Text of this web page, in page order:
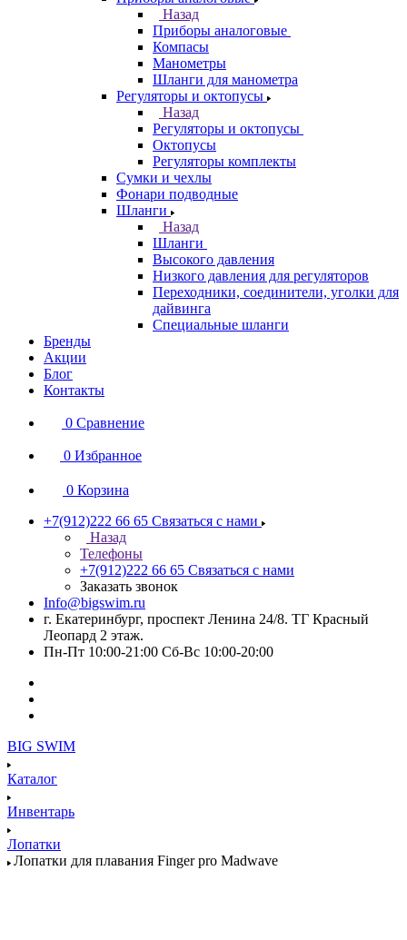
Назад
Приборы аналоговые
Компасы
Манометры
Шланги для манометра
Регуляторы и октопусы
Назад
Регуляторы и октопусы
Октопусы
Регуляторы комплекты
Сумки и чехлы
Фонари подводные
Шланги
Назад
Шланги
Высокого давления
Низкого давления для регуляторов
Переходники, соединители, уголки для
дайвинга
Специальные шланги
Бренды
Акции
Блог
Контакты
0 Сравнение
0 Избранное
0 Корзина
+7(912)222 66 65 Связаться с нами
Назад
Телефоны
+7(912)222 66 65 Связаться с нами
Заказать звонок
Info@bigswim.ru
г. Екатеринбург, проспект Ленина 24/8. ТГ Красный
Леопард 2 этаж.
Пн-Пт 10:00-21:00 Сб-Вс 10:00-20:00
BIG SWIM
Каталог
Инвентарь
Лопатки
Лопатки для плавания Finger pro Madwave